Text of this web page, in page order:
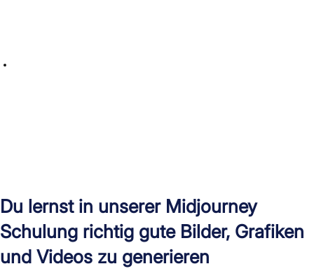
Du lernst in unserer Midjourney
Schulung richtig gute Bilder, Grafiken
und Videos zu generieren